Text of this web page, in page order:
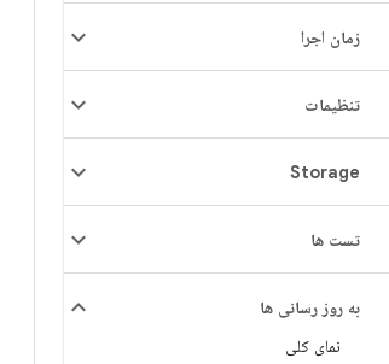
زمان اجرا
تنظیمات
Storage
تست ها
به روز رسانی ها
نمای کلی